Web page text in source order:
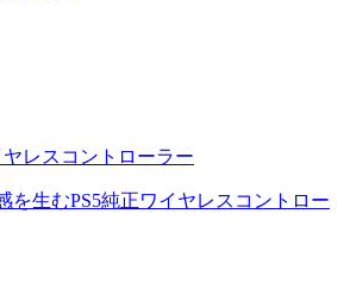
ヤレスコントローラー
を生むPS5純正ワイヤレスコントロー